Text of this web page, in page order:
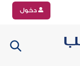
دخول